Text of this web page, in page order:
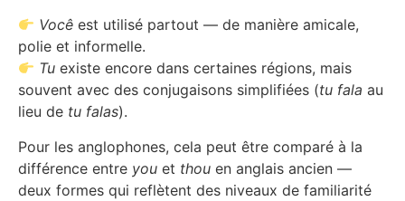
Você est utilisé partout — de manière amicale,
polie et informelle.
Tu existe encore dans certaines régions, mais
souvent avec des conjugaisons simplifiées (tu fala au
lieu de tu falas).
Pour les anglophones, cela peut être comparé à la
différence entre you et thou en anglais ancien —
deux formes qui reflètent des niveaux de familiarité